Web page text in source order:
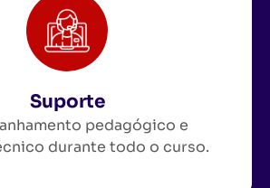
Suporte
pedagógico e
durante todo o curso.